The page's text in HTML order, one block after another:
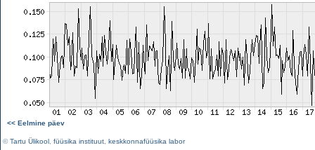
<< Eelmine päev
©Tartu Ülikool füüsika instituut keskkonnafüüsika labor